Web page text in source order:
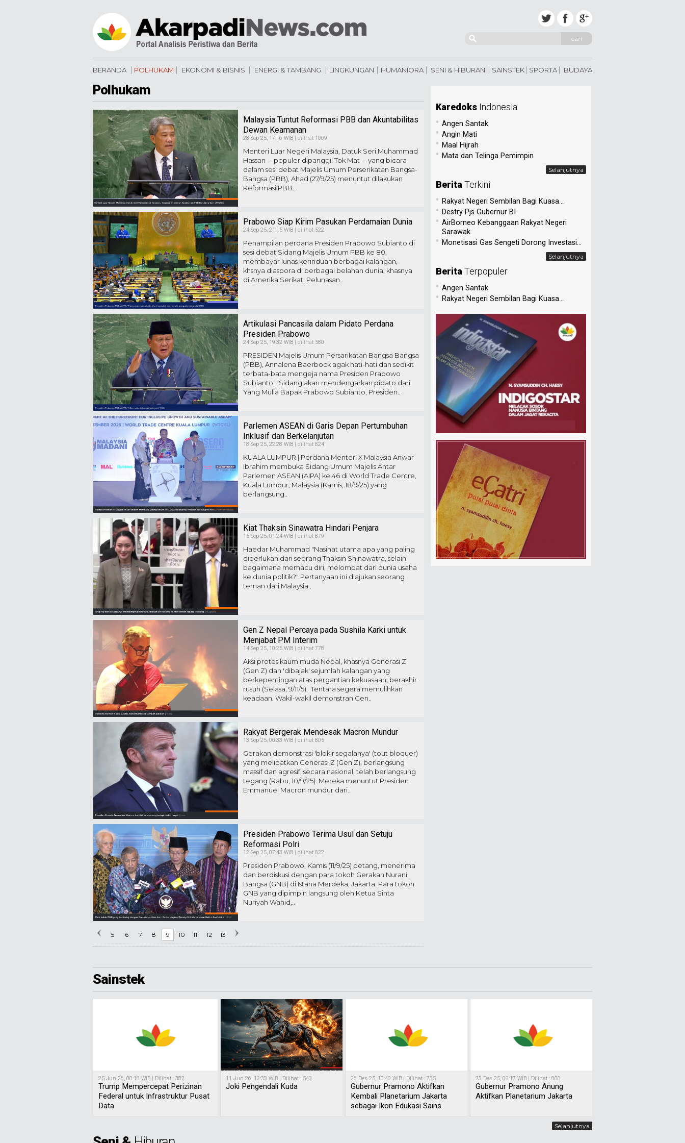
cari
BERANDA POLHUKAM EKONOMI & BISNIS ENERGI & TAMBANG LINGKUNGAN HUMANIORA SENI & HIBURAN SAINSTEK SPORTA BUDAYA
Polhukam
Malaysia Tuntut Reformasi PBB dan Akuntabilitas
Dewan Keamanan
28 Sep 25, 17:16 WIB | dilihat 1009
Menteri Luar Negeri Malaysia, Datuk Seri Muhammad
Hassan -- populer dipanggil Tok Mat -- yang bicara
dalam sesi debat Majelis Umum Perserikatan Bangsa-
Bangsa (PBB), Ahad (27/9/25) menuntut dilakukan
Reformasi PBB..
Prabowo Siap Kirim Pasukan Perdamaian Dunia
24 Sep 25, 21:15 WIB | dilihat 522
Penampilan perdana Presiden Prabowo Subianto di
sesi debat Sidang Majelis Umum PBB ke 80,
membayar lunas kerinduan berbagai kalangan,
khsnya diaspora di berbagai belahan dunia, khasnya
di Amerika Serikat. Pelunasan..
Artikulasi Pancasila dalam Pidato Perdana
Presiden Prabowo
24 Sep 25, 19:32 WIB | dilihat 580
PRESIDEN Majelis Umum Persarikatan Bangsa Bangsa
(PBB), Annalena Baerbock agak hati-hati dan sedikit
terbata-bata mengeja nama Presiden Prabowo
Subianto. "Sidang akan mendengarkan pidato dari
Yang Mulia Bapak Prabowo Subianto, Presiden..
Parlemen ASEAN di Garis Depan Pertumbuhan
Inklusif dan Berkelanjutan
18 Sep 25, 22:28 WIB | dilihat 824
KUALA LUMPUR | Perdana Menteri X Malaysia Anwar
Ibrahim membuka Sidang Umum Majelis Antar
Parlemen ASEAN (AIPA) ke 46 di World Trade Centre,
Kuala Lumpur, Malaysia (Kamis, 18/9/25) yang
berlangsung..
Kiat Thaksin Sinawatra Hindari Penjara
15 Sep 25, 01:24 WIB | dilihat 879
Haedar Muhammad "Nasihat utama apa yang paling
diperlukan dari seorang Thaksin Shinawatra, selain
bagaimana memacu diri, melompat dari dunia usaha
ke dunia politik?" Pertanyaan ini diajukan seorang
teman dari Malaysia..
Gen Z Nepal Percaya pada Sushila Karki untuk
Menjabat PM Interim
14 Sep 25, 10:25 WIB | dilihat 778
Aksi protes kaum muda Nepal, khasnya Generasi Z
(Gen Z) dan 'dibajak' sejumlah kalangan yang
berkepentingan atas pergantian kekuasaan, berakhir
rusuh (Selasa, 9/11/5). Tentara segera memulihkan
keadaan. Wakil-wakil demonstran Gen..
Rakyat Bergerak Mendesak Macron Mundur
13 Sep 25, 00:33 WIB | dilihat 805
Gerakan demonstrasi 'blokir segalanya' (tout bloquer)
yang melibatkan Generasi Z (Gen Z), berlangsung
massif dan agresif, secara nasional, telah berlangsung
tegang (Rabu, 10/9/25). Mereka menuntut Presiden
Emmanuel Macron mundur dari..
Presiden Prabowo Terima Usul dan Setuju
Reformasi Polri
12 Sep 25, 07:43 WIB | dilihat 822
Presiden Prabowo, Kamis (11/9/25) petang, menerima
dan berdiskusi dengan para tokoh Gerakan Nurani
Bangsa (GNB) di Istana Merdeka, Jakarta. Para tokoh
GNB yang dipimpin langsung oleh Ketua Sinta
Nuriyah Wahid,..
5 6 7 8 9 10 11 12 13
Karedoks Indonesia
• Angen Santak
• Angin Mati
• Maal Hijrah
• Mata dan Telinga Pemimpin
Selanjutnya
Berita Terkini
• Rakyat Negeri Sembilan Bagi Kuasa...
• Destry Pjs Gubernur BI
• AirBorneo Kebanggaan Rakyat Negeri
Sarawak
• Monetisasi Gas Sengeti Dorong Investasi...
Selanjutnya
Berita Terpopuler
• Angen Santak
• Rakyat Negeri Sembilan Bagi Kuasa...
Sainstek
25 Jun 26, 00:18 WIB | Dilihat : 382
Trump Mempercepat Perizinan
Federal untuk Infrastruktur Pusat
Data
11 Jun 26, 12:33 WIB | Dilihat : 543
Joki Pengendali Kuda
26 Des 25, 10:40 WIB | Dilihat : 735
Gubernur Pramono Aktifkan
Kembali Planetarium Jakarta
sebagai Ikon Edukasi Sains
23 Des 25, 09:17 WIB | Dilihat : 800
Gubernur Pramono Anung
Aktifkan Planetarium Jakarta
Selanjutnya